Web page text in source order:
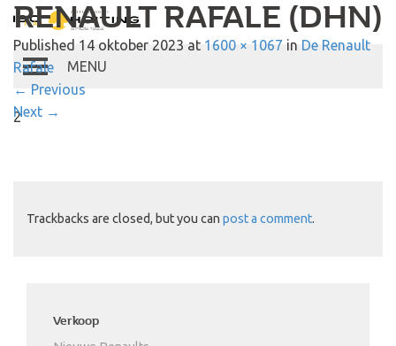
Autobedrijf Hoiting
Toggle
navigation
RENAULT RAFALE (DHN)
Published 14 oktober 2023 at 1600 × 1067 in De Renault
Rafale
← Previous
Next →
2
Trackbacks are closed, but you can post a comment.
Verkoop